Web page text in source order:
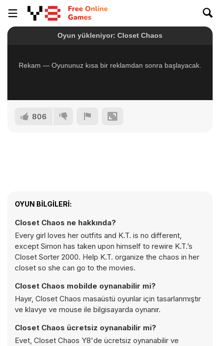
806
OYUN BILGILERI:
Closet Chaos ne hakkında?
Every girl loves her outfits and K.T. is no different,
except Simon has taken upon himself to rewire K.T.’s
Closet Sorter 2000. Help K.T. organize the chaos in her
closet so she can go to the movies.
Closet Chaos mobilde oynanabilir mi?
Hayır, Closet Chaos masaüstü oyunlar için tasarlanmıştır
ve klavye ve mouse ile bilgisayarda oynanır.
Closet Chaos ücretsiz oynanabilir mi?
Evet, Closet Chaos Y8'de ücretsiz oynanabilir ve